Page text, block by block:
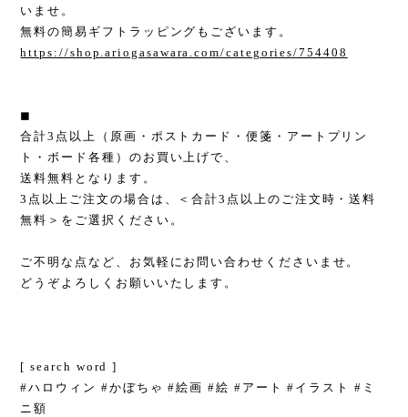
いませ。
無料の簡易ギフトラッピングもございます。
https://shop.ariogasawara.com/categories/754408
◼︎
合計3点以上（原画・ポストカード・便箋・アートプリン
ト・ボード各種）のお買い上げで、
送料無料となります。
3点以上ご注文の場合は、＜合計3点以上のご注文時・送料
無料＞をご選択ください。
ご不明な点など、お気軽にお問い合わせくださいませ。
どうぞよろしくお願いいたします。
[ search word ]
#ハロウィン #かぼちゃ #絵画 #絵 #アート #イラスト #ミ
ニ額